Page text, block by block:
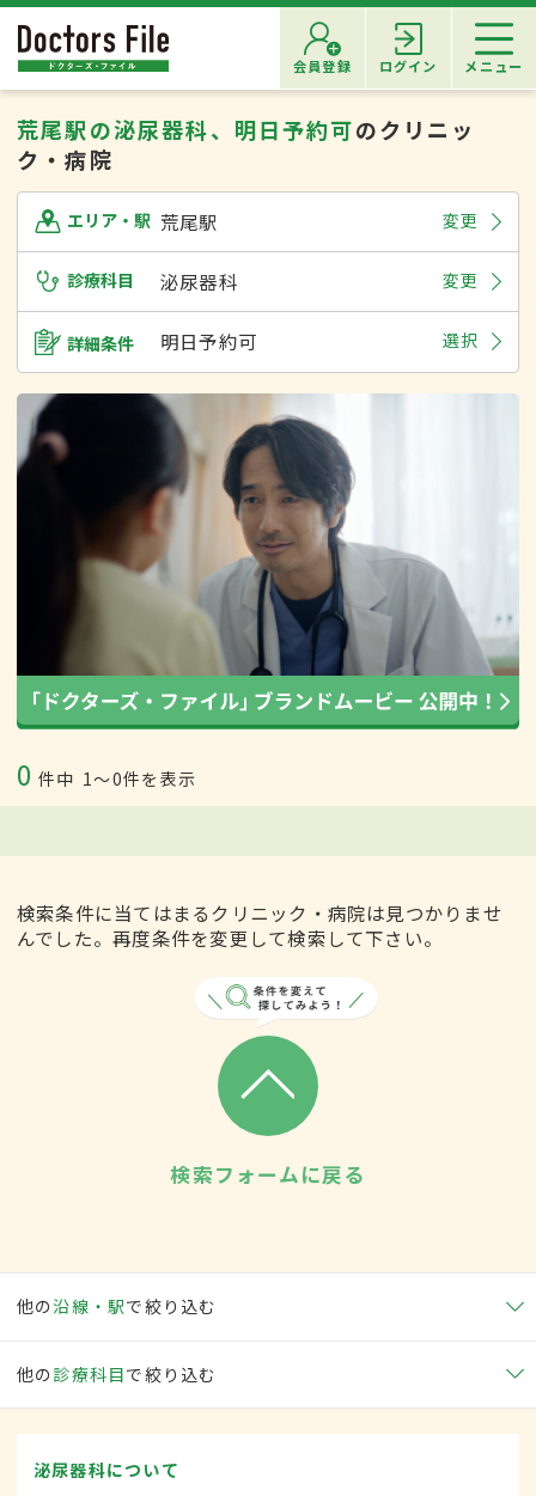
会員登録 ログイン メニュー
荒尾駅の泌尿器科、明日予約可のクリニッ
ク・病院
エリア・駅 荒尾駅 変更
診療科目 泌尿器科 変更
詳細条件 明日予約可 選択
0 件中 1〜0件を表示
検索条件に当てはまるクリニック・病院は見つかりませ
んでした。再度条件を変更して検索して下さい。
検索フォームに戻る
他の沿線・駅で絞り込む
他の 診療科目で絞り込む
泌尿器科について